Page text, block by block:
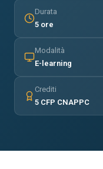
Durata
5 ore
Modalità
E-learning
Crediti
5 CFP CNAPPC